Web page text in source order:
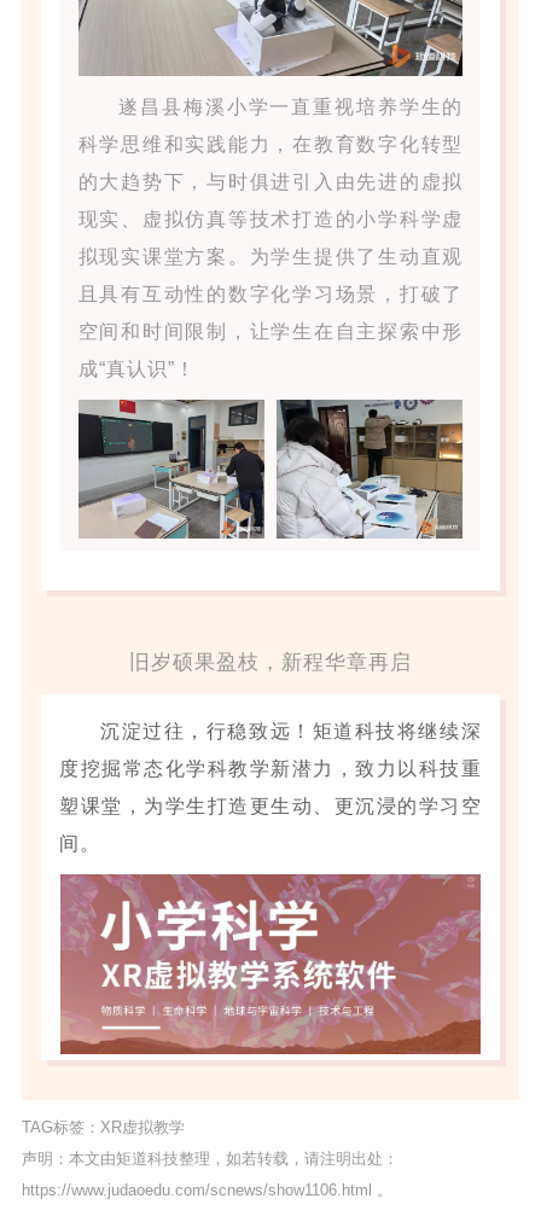
遂昌县梅溪小学一直重视培养学生的
科学思维和实践能力，在教育数字化转型
的大趋势下，与时俱进引入由先进的虚拟
现实、虚拟仿真等技术打造的小学科学虚
拟现实课堂方案。为学生提供了生动直观
且具有互动性的数字化学习场景，打破了
空间和时间限制，让学生在自主探索中形
成“真认识”！
旧岁硕果盈枝，新程华章再启
沉淀过往，行稳致远！矩道科技将继续深
度挖掘常态化学科教学新潜力，致力以科技重
塑课堂，为学生打造更生动、更沉浸的学习空
间。
TAG标签： XR虚拟教学
声明：本文由矩道科技整理，如若转载，请注明出处：
https://www.judaoedu.com/scnews/show1106.html 。